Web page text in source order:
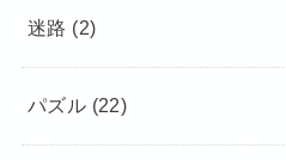
迷路 (2)
パズル (22)